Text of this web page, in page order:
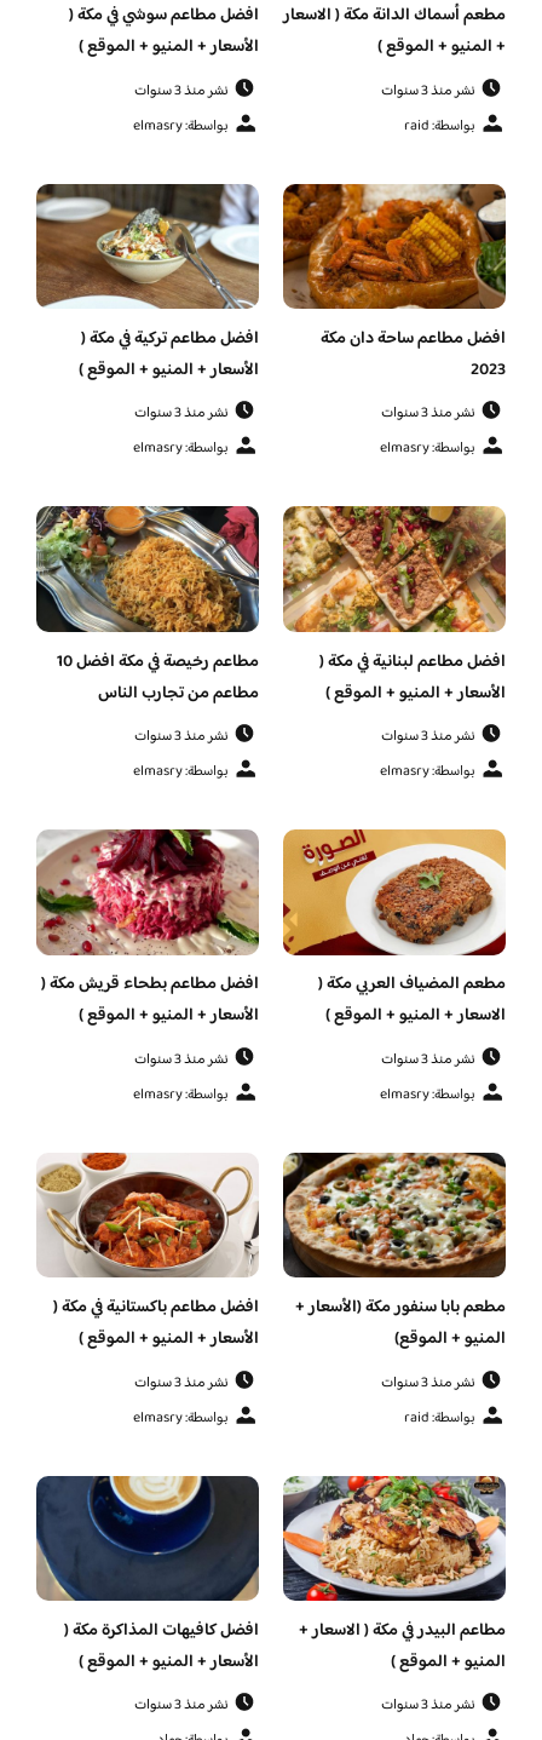
مطعم أسماك الدانة مكة ( الاسعار
+ المنيو + الموقع )
نشر منذ 3 سنوات
بواسطة: raid
افضل مطاعم سوشي في مكة (
الأسعار + المنيو + الموقع )
نشر منذ 3 سنوات
بواسطة: elmasry
افضل مطاعم ساحة دان مكة
2023
نشر منذ 3 سنوات
بواسطة: elmasry
افضل مطاعم تركية في مكة (
الأسعار + المنيو + الموقع )
نشر منذ 3 سنوات
بواسطة: elmasry
افضل مطاعم لبنانية في مكة (
الأسعار + المنيو + الموقع )
نشر منذ 3 سنوات
بواسطة: elmasry
مطاعم رخيصة في مكة افضل 10
مطاعم من تجارب الناس
نشر منذ 3 سنوات
بواسطة: elmasry
مطعم المضياف العربي مكة (
الاسعار + المنيو + الموقع )
نشر منذ 3 سنوات
بواسطة: elmasry
افضل مطاعم بطحاء قريش مكة (
الأسعار + المنيو + الموقع )
نشر منذ 3 سنوات
بواسطة: elmasry
مطعم بابا سنفور مكة (الأسعار +
المنيو + الموقع)
نشر منذ 3 سنوات
بواسطة: raid
افضل مطاعم باكستانية في مكة (
الأسعار + المنيو + الموقع )
نشر منذ 3 سنوات
بواسطة: elmasry
مطاعم البيدر في مكة ( الاسعار +
المنيو + الموقع )
نشر منذ 3 سنوات
افضل كافيهات المذاكرة مكة (
الأسعار + المنيو + الموقع )
نشر منذ 3 سنوات